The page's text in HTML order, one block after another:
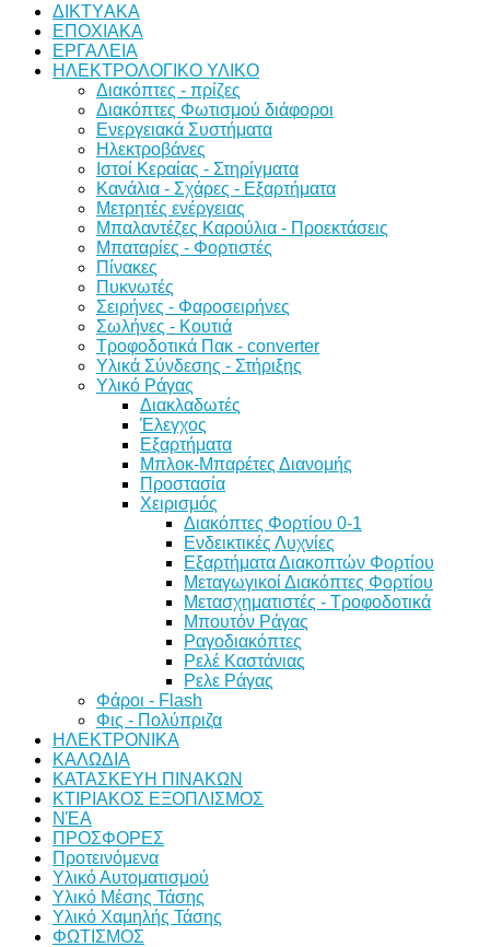
ΔΙKTΥAKA
ΕΠΟΧΙΑΚΑ
ΕΡΓΑΛΕΙΑ
ΗΛΕΚΤΡΟΛΟΓΙΚΟ ΥΛΙΚΟ
Διακόπτες - πρίζες
Διακόπτες Φωτισμού διάφοροι
Ενεργειακά Συστήματα
Ηλεκτροβάνες
Ιστοί Κεραίας - Στηρίγματα
Κανάλια - Σχάρες - Εξαρτήματα
Μετρητές ενέργειας
Μπαλαντέζες Καρούλια - Προεκτάσεις
Μπαταρίες - Φορτιστές
Πίνακες
Πυκνωτές
Σειρήνες - Φαροσειρήνες
Σωλήνες - Κουτιά
Τροφοδοτικά Πακ - converter
Υλικά Σύνδεσης - Στήριξης
Υλικό Ράγας
Διακλαδωτές
Έλεγχος
Εξαρτήματα
Μπλοκ-Μπαρέτες Διανομής
Προστασία
Χειρισμός
Διακόπτες Φορτίου 0-1
Ενδεικτικές Λυχνίες
Εξαρτήματα Διακοπτών Φορτίου
Μεταγωγικοί Διακόπτες Φορτίου
Μετασχηματιστές - Τροφοδοτικά
Μπουτόν Ράγας
Ραγοδιακόπτες
Ρελέ Καστάνιας
Ρελε Ράγας
Φάροι - Flash
Φις - Πολύπριζα
ΗΛΕΚΤΡΟΝΙΚΑ
ΚΑΛΩΔΙΑ
ΚΑΤΑΣΚΕΥΗ ΠΙΝΑΚΩΝ
ΚΤΙΡΙΑΚΟΣ ΕΞΟΠΛΙΣΜΟΣ
ΝΈΑ
ΠΡΟΣΦΟΡΕΣ
Προτεινόμενα
Υλικό Αυτοματισμού
Υλικό Μέσης Τάσης
Υλικό Χαμηλής Τάσης
ΦΩΤΙΣΜΟΣ